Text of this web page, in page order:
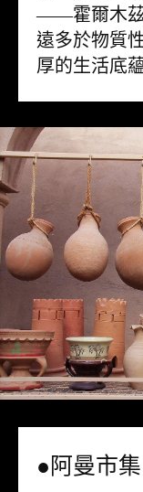
——霍爾木茲
遠多於物質
厚的生活底
●阿曼市集